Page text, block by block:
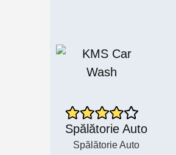
Spălătorie Auto
Spălătorie Auto